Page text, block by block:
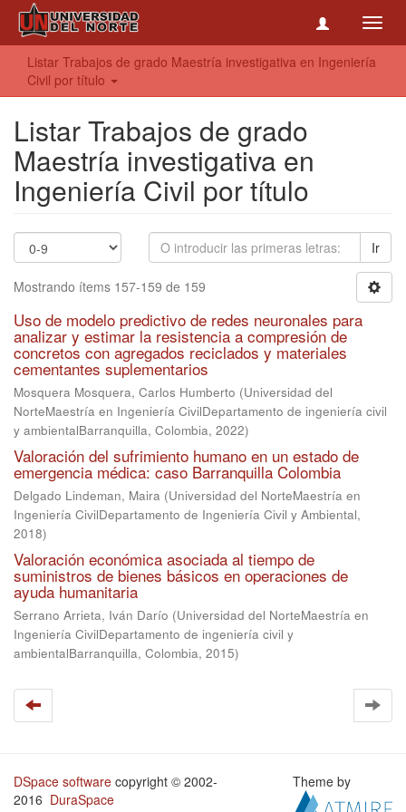
Listar Trabajos de grado Maestría investigativa en Ingeniería
Civil por título
Listar Trabajos de grado
Maestría investigativa en
Ingeniería Civil por título
Ir
Mostrando ítems 157-159 de 159
Uso de modelo predictivo de redes neuronales para
analizar y estimar la resistencia a compresión de
concretos con agregados reciclados y materiales
cementantes suplementarios
Mosquera Mosquera, Carlos Humberto (Universidad del
NorteMaestría en Ingeniería CivilDepartamento de ingeniería civil
y ambientalBarranquilla, Colombia, 2022)
Valoración del sufrimiento humano en un estado de
emergencia médica: caso Barranquilla Colombia
Delgado Lindeman, Maira (Universidad del NorteMaestría en
Ingeniería CivilDepartamento de Ingeniería Civil y Ambiental,
2018)
Valoración económica asociada al tiempo de
suministros de bienes básicos en operaciones de
ayuda humanitaria
Serrano Arrieta, Iván Darío (Universidad del NorteMaestría en
Ingeniería CivilDepartamento de ingeniería civil y
ambientalBarranquilla, Colombia, 2015)
DSpace software copyright © 2002-
2016 DuraSpace
Theme by